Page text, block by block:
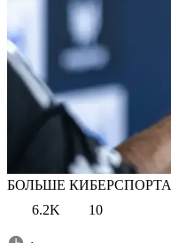
БОЛЬШЕ КИБЕРСПОРТА
6.2K
10